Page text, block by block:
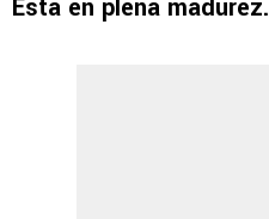
Está en plena madurez.